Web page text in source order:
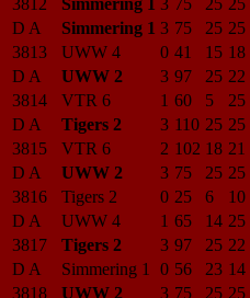
3812
Simmering 1 3 75 25 25
D A
Simmering 1 3 75 25 25
3813
UWW 4 0 41 15 18
D A
UWW 2 3 97 25 22
3814
VTR 6 1 60 5 25
D A
Tigers 2 3 110 25 25
3815
VTR 6 2 102 18 21
D A
UWW 2 3 75 25 25
3816
Tigers 2 0 25 6 10
D A
UWW 4 1 65 14 25
3817
Tigers 2 3 97 25 22
D A
Simmering 1 0 56 23 14
3818
UWW 2 3 75 25 25